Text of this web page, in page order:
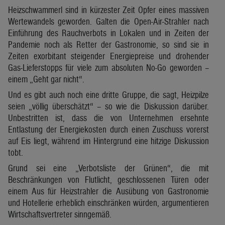
Heizschwammerl sind in kürzester Zeit Opfer eines massiven
Wertewandels geworden. Galten die Open-Air-Strahler nach
Einführung des Rauchverbots in Lokalen und in Zeiten der
Pandemie noch als Retter der Gastronomie, so sind sie in
Zeiten exorbitant steigender Energiepreise und drohender
Gas-Lieferstopps für viele zum absoluten No-Go geworden –
einem „Geht gar nicht“.
Und es gibt auch noch eine dritte Gruppe, die sagt, Heizpilze
seien „völlig überschätzt“ – so wie die Diskussion darüber.
Unbestritten ist, dass die von Unternehmen ersehnte
Entlastung der Energiekosten durch einen Zuschuss vorerst
auf Eis liegt, während im Hintergrund eine hitzige Diskussion
tobt.
Grund sei eine „Verbotsliste der Grünen“, die mit
Beschränkungen von Flutlicht, geschlossenen Türen oder
einem Aus für Heizstrahler die Ausübung von Gastronomie
und Hotellerie erheblich einschränken würden, argumentieren
Wirtschaftsvertreter sinngemäß.